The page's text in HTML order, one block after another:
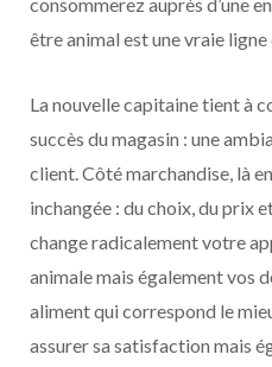
être animal est une vraie
La nouvelle capitaine tient à
succès du magasin : une
client. Côté marchandise, là
inchangée : du choix, du prix
change radicalement votre
animale mais également vos
aliment qui correspond le
assurer sa satisfaction mais